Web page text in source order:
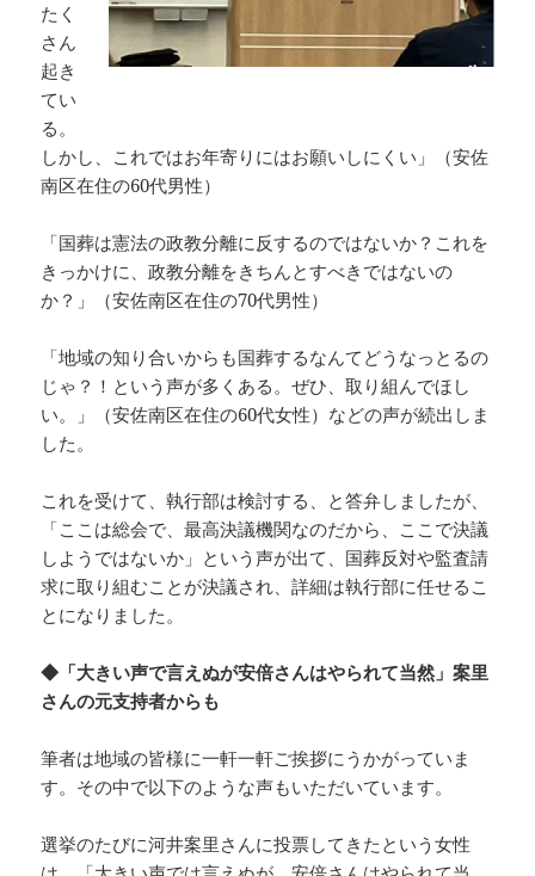
たく
さん
起き
てい
る。
しかし、これではお年寄りにはお願いしにくい」（安佐
南区在住の60代男性）
「国葬は憲法の政教分離に反するのではないか？これを
きっかけに、政教分離をきちんとすべきではないの
か？」（安佐南区在住の70代男性）
「地域の知り合いからも国葬するなんてどうなっとるの
じゃ？！という声が多くある。ぜひ、取り組んでほし
い。」（安佐南区在住の60代女性）などの声が続出しま
した。
これを受けて、執行部は検討する、と答弁しましたが、
「ここは総会で、最高決議機関なのだから、ここで決議
しようではないか」という声が出て、国葬反対や監査請
求に取り組むことが決議され、詳細は執行部に任せるこ
とになりました。
◆「大きい声で言えぬが安倍さんはやられて当然」案里
さんの元支持者からも
筆者は地域の皆様に一軒一軒ご挨拶にうかがっていま
す。その中で以下のような声もいただいています。
選挙のたびに河井案里さんに投票してきたという女性